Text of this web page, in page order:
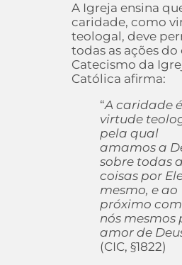
A Igreja ensina
caridade, como
teologal, deve
todas as ações do
Catecismo da
Católica afirma:
“A caridade
virtude
pela qual
amamos a
sobre todas
coisas por
mesmo, e ao
próximo
nós mesmos
amor de
(CIC, §1822)